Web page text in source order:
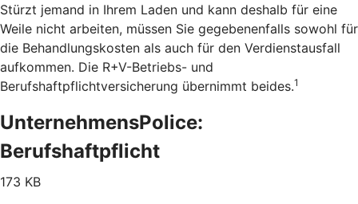
Stürzt jemand in Ihrem Laden und kann deshalb für eine
Weile nicht arbeiten, müssen Sie gegebenenfalls sowohl für
die Behandlungskosten als auch für den Verdienstausfall
aufkommen. Die R+V-Betriebs- und
Berufshaftpflichtversicherung übernimmt beides.1
UnternehmensPolice:
Berufshaftpflicht
173 KB